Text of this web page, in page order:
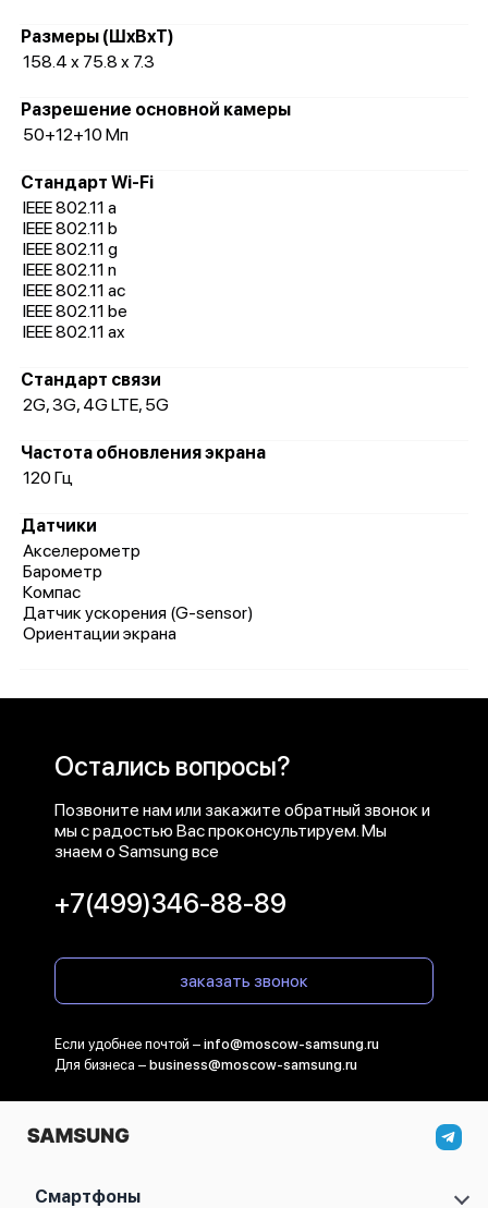
Размеры (ШxВxТ)
158.4 x 75.8 x 7.3
Разрешение основной камеры
50+12+10 Мп
Стандарт Wi-Fi
IEEE 802.11 a
IEEE 802.11 b
IEEE 802.11 g
IEEE 802.11 n
IEEE 802.11 ac
IEEE 802.11 be
IEEE 802.11 ax
Стандарт связи
2G, 3G, 4G LTE, 5G
Частота обновления экрана
120 Гц
Датчики
Акселерометр
Барометр
Компас
Датчик ускорения (G-sensor)
Ориентации экрана
Остались вопросы?
Позвоните нам или закажите обратный звонок и
мы с радостью Вас проконсультируем. Мы
знаем о Samsung все
+7(499)346-88-89
заказать звонок
Если удобнее почтой – info@moscow-samsung.ru
Для бизнеса – business@moscow-samsung.ru
Смартфоны